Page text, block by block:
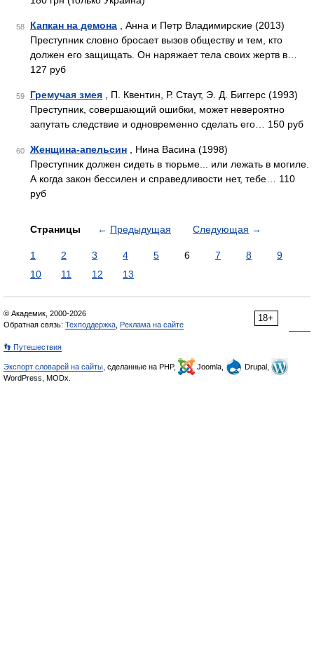
58 Капкан на демона , Анна и Петр Владимирские (2013)
Преступник словно бросает вызов обществу и тем, кто
должен его защищать. Он наряжает тела своих жертв в…
127 руб
59 Гремучая змея , П. Квентин, Р. Стаут, Э. Д. Биггерс (1993)
Преступник, совершающий ошибки, может невероятно
запутать следствие и одновременно сделать его… 150 руб
60 Женщина-апельсин , Нина Васина (1998)
Преступник должен сидеть в тюрьме... или лежать в могиле.
А когда закон бессилен и справедливости нет, тебе… 110
руб
Страницы ← Предыдущая Следующая →
1 2 3 4 5 6 7 8
9
10
11 12 13
18+
© Академик, 2000-2026
Обратная связь: Техподдержка Реклама на сайте
👣 Путешествия
Экспорт словарей на сайты , сделанные на PHP, Joomla,
Drupal,
WordPress, MODx.